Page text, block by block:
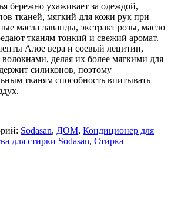
бережно ухаживает за одеждой,
тканей, мягкий для кожи рук при
масла лаванды, экстракт розы, масло
тканям тонкий и свежий аромат.
Алое вера и соевый лецитин,
волокнами, делая их более мягкими для
силиконов, поэтому
тканям способность впитывать
Sodasan, ДОМ, Кондиционер для
для стирки Sodasan, Стирка